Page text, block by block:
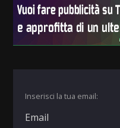
Inserisci la tua email: